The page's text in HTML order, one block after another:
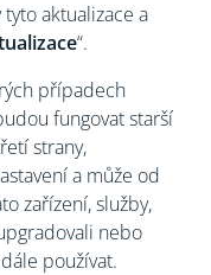
aktualizace a
“.
případech
fungovat starší
strany,
a může od
zařízení, služby,
nebo
používat.